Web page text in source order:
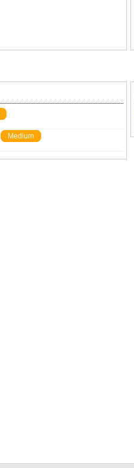
Medium